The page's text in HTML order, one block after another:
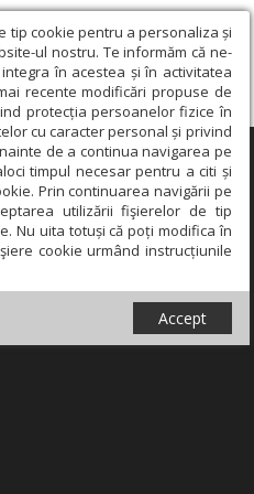
tip cookie pentru a personaliza și
ul nostru. Te informăm că ne-
în acestea și în activitatea
recente modificări propuse de
protecția persoanelor fizice în
cu caracter personal și privind
de a continua navigarea pe
timpul necesar pentru a citi și
Prin continuarea navigării pe
utilizării fişierelor de tip
Nu uita totuși că poți modifica în
cookie urmând instrucțiunile
Accept
×